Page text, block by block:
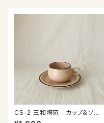
CS-2 三和陶苑 カップ＆ソー
サー